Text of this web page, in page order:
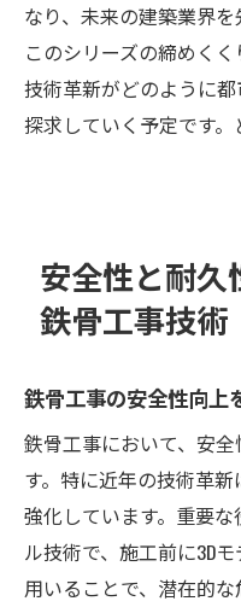
なり、未来の建築業界を
このシリーズの締めくく
技術革新がどのように
探求していく予定です。
安全性と耐久
鉄骨工事技術
鉄骨工事の安全性向上
鉄骨工事において、安
す。特に近年の技術革
強化しています。重要
ル技術で、施工前に3D
用いることで、潜在的